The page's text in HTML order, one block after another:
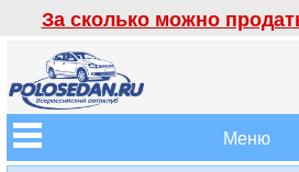
За сколько можно
Меню